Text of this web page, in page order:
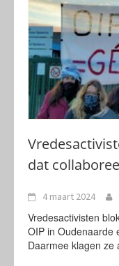
dat
4 maart 2024
Vredesactivisten
OIP in Oudenaarde
Daarmee klagen ze